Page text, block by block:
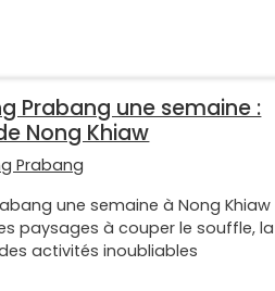
Prabang une semaine :
Nong Khiaw
Prabang
une semaine à Nong Khiaw
paysages à couper le souffle, la
activités inoubliables